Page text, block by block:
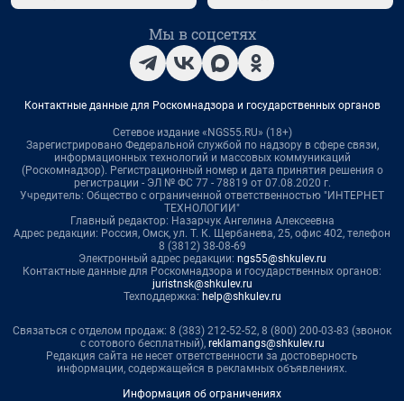
Мы в соцсетях
Контактные данные для Роскомнадзора и государственных органов
Сетевое издание «NGS55.RU» (18+)
Зарегистрировано Федеральной службой по надзору в сфере связи,
информационных технологий и массовых коммуникаций
(Роскомнадзор). Регистрационный номер и дата принятия решения о
регистрации - ЭЛ № ФС 77 - 78819 от 07.08.2020 г.
Учредитель: Общество с ограниченной ответственностью "ИНТЕРНЕТ
ТЕХНОЛОГИИ"
Главный редактор: Назарчук Ангелина Алексеевна
Адрес редакции: Россия, Омск, ул. Т. К. Щербанева, 25, офис 402, телефон
8 (3812) 38-08-69
Электронный адрес редакции: ngs55@shkulev.ru
Контактные данные для Роскомнадзора и государственных органов:
juristnsk@shkulev.ru
Техподдержка: help@shkulev.ru
Связаться с отделом продаж: 8 (383) 212-52-52, 8 (800) 200-03-83 (звонок
с сотового бесплатный), reklamangs@shkulev.ru
Редакция сайта не несет ответственности за достоверность
информации, содержащейся в рекламных объявлениях.
Информация об ограничениях